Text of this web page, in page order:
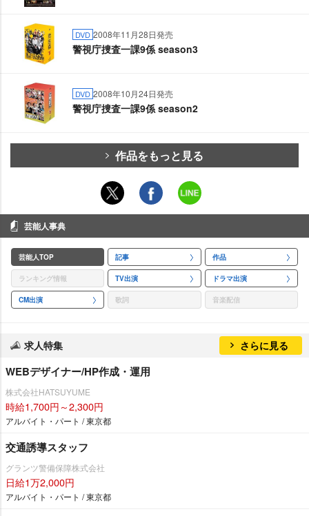
DVD 2008年11月28日発売
警視庁捜査一課9係 season3
DVD 2008年10月24日発売
警視庁捜査一課9係 season2
作品をもっと見る
芸能人事典
芸能人TOP 記事 作品
ランキング情報 TV出演 ドラマ出演
CM出演 歌詞 音楽配信
求人特集 さらに見る
WEBデザイナー/HP作成・運用
株式会社HATSUYUME
時給1,700円～2,300円
アルバイト・パート / 東京都
交通誘導スタッフ
グランツ警備保障株式会社
日給1万2,000円
アルバイト・パート / 東京都